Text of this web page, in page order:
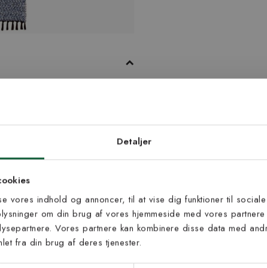
Detaljer
vores indhold og annoncer, til at vise dig funktioner til
om din brug af vores hjemmeside med vores
Vores partnere kan kombinere disse data med
fra din brug af deres tjenester.
produkter står for høj
de både spinder garn og
garn. Det er vævet på sort
kortsiderne. Her er Natalia i
dig vores
at modtage vores tilbud,